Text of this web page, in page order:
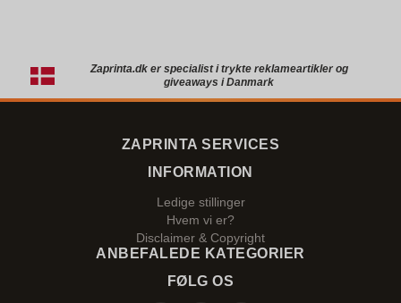
Zaprinta.dk er specialist i trykte reklameartikler og
giveaways i Danmark
ZAPRINTA SERVICES
INFORMATION
Ledige stillinger
Hvem vi er?
Disclaimer & Copyright
ANBEFALEDE KATEGORIER
FØLG OS